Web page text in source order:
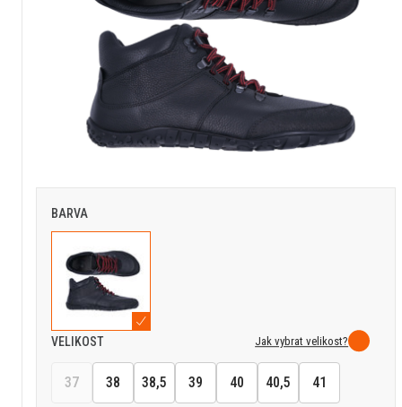
BARVA
VELIKOST Jak vybrat velikost?
37 38 38,5 39 40 40,5 41